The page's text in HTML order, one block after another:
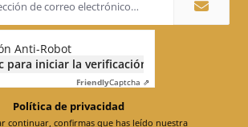
Anti-Robot
para iniciar la verificación
FriendlyCaptcha ⇗
Política de privacidad